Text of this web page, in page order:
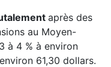
après des
au Moyen-
à 4 % à environ
61,30 dollars.